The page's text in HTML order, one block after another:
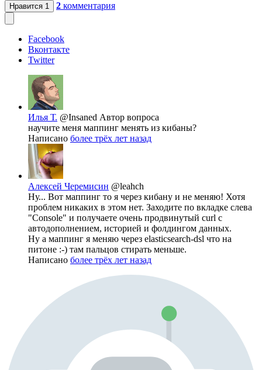
Нравится 1 2 комментария
Facebook
Вконтакте
Twitter
Илья Т. @Insaned Автор вопроса
научите меня маппинг менять из кибаны?
Написано более трёх лет назад
Алексей Черемисин @leahch
Ну... Вот маппинг то я через кибану и не меняю! Хотя
проблем никаких в этом нет. Заходите по вкладке слева
"Console" и получаете очень продвинутый curl с
автодополнением, историей и фолдингом данных.
Ну а маппинг я меняю через elasticsearch-dsl что на
питоне :-) там пальцов стирать меньше.
Написано более трёх лет назад